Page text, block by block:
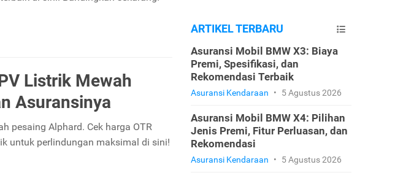
Listrik Mewah
Asuransinya
pesaing Alphard. Cek harga OTR
untuk perlindungan maksimal di sini!
ARTIKEL TERBARU
Asuransi Mobil BMW X3: Biaya
Premi, Spesifikasi, dan
Rekomendasi Terbaik
Asuransi Kendaraan • 5 Agustus 2026
Asuransi Mobil BMW X4: Pilihan
Jenis Premi, Fitur Perluasan, dan
Rekomendasi
Asuransi Kendaraan • 5 Agustus 2026